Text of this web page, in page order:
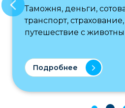
Таможня, деньги,
транспорт,
путешествие с
Подробнее